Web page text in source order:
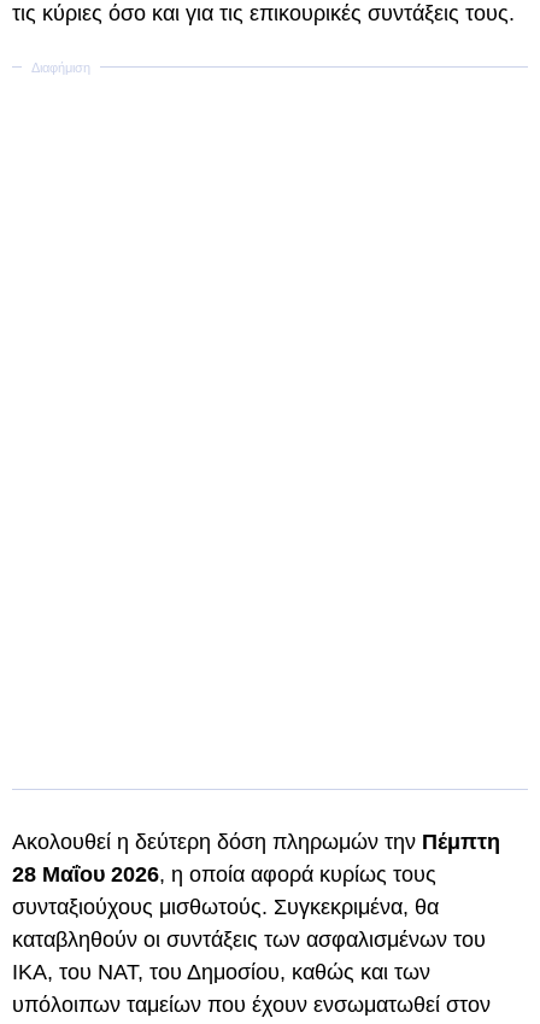
τις κύριες όσο και για τις επικουρικές συντάξεις τους.
Ακολουθεί η δεύτερη δόση πληρωμών την Πέμπτη
28 Μαΐου 2026, η οποία αφορά κυρίως τους
συνταξιούχους μισθωτούς. Συγκεκριμένα, θα
καταβληθούν οι συντάξεις των ασφαλισμένων του
ΙΚΑ, του ΝΑΤ, του Δημοσίου, καθώς και των
υπόλοιπων ταμείων που έχουν ενσωματωθεί στον